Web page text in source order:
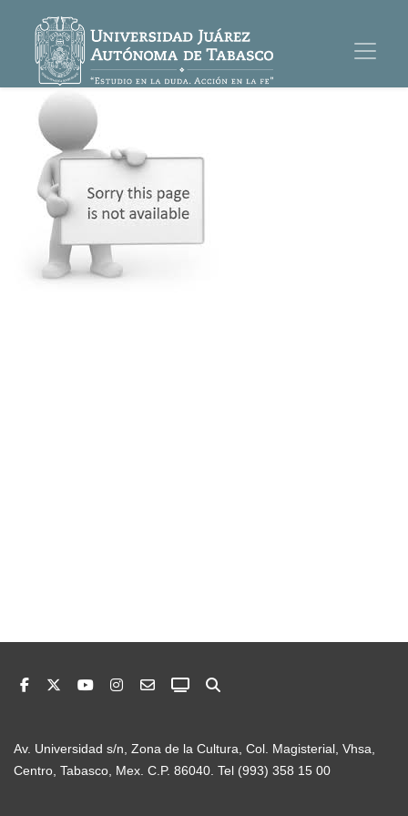
Av. Universidad s/n, Zona de la Cultura, Col. Magisterial, Vhsa,
Centro, Tabasco, Mex. C.P. 86040. Tel (993) 358 15 00